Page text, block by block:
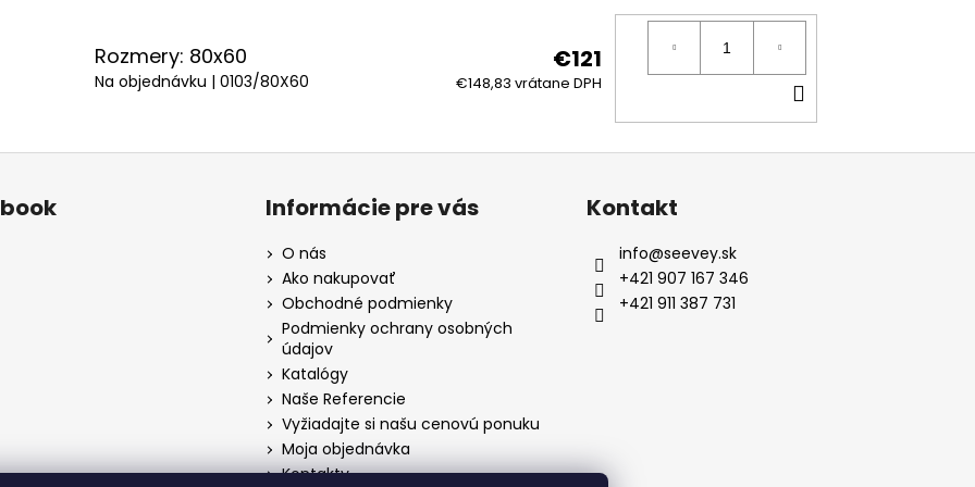
Rozmery: 80x60
Na objednávku | 0103/80X60
€121
€148,83 vrátane DPH
KOŠÍKA
Informácie pre vás
O nás
Ako nakupovať
Obchodné podmienky
Podmienky ochrany osobných
údajov
Katalógy
Naše Referencie
Vyžiadajte si našu cenovú ponuku
Moja objednávka
Kontakty
Kontakt
info@seevey.sk
+421 907 167 346
+421 911 387 731